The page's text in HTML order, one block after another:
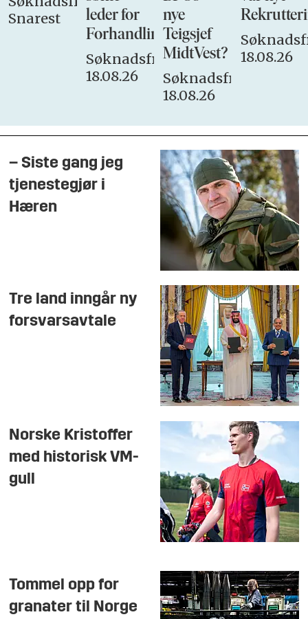
Snarest
leder for
Forhandlingsutvalget
Søknadsfrist:
18.08.26
nye
Teigsjef
MidtVest?
Søknadsfrist:
18.08.26
18.08.26
– Siste gang jeg
tjenestegjør i
Hæren
Tre land inngår ny
forsvarsavtale
Norske Kristoffer
med historisk VM-
gull
Tommel opp for
granater til Norge